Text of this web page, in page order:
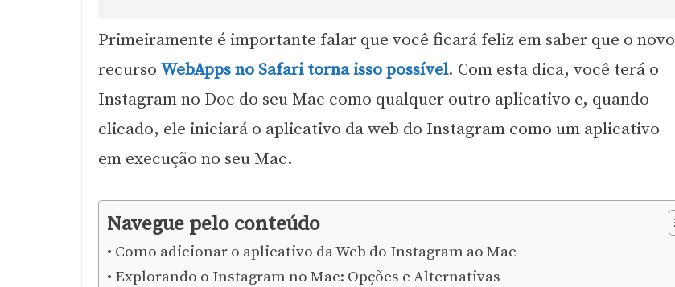
Primeiramente é importante falar que você ficará feliz em saber que o novo
recurso WebApps no Safari torna isso possível. Com esta dica, você terá o
Instagram no Doc do seu Mac como qualquer outro aplicativo e, quando
clicado, ele iniciará o aplicativo da web do Instagram como um aplicativo
em execução no seu Mac.
Navegue pelo conteúdo
Como adicionar o aplicativo da Web do Instagram ao Mac
Explorando o Instagram no Mac: Opções e Alternativas